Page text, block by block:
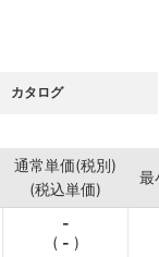
カタログ
通常単価(税別)
(税込単価)
最
-
( - )